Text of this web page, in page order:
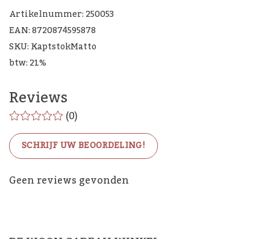
Artikelnummer: 250053
EAN: 8720874595878
SKU: KaptstokMatto
btw: 21%
Reviews
(0)
SCHRIJF UW BEOORDELING!
Geen reviews gevonden
De Woon Cadeau Winkel